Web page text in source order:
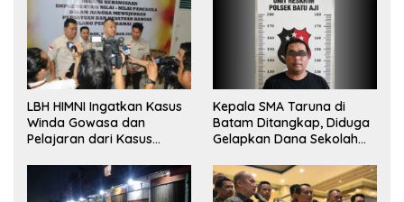
LBH HIMNI Ingatkan Kasus
Winda Gowasa dan
Pelajaran dari Kasus
Kepala SMA Taruna di
Batam Ditangkap, Diduga
Gelapkan Dana Sekolah